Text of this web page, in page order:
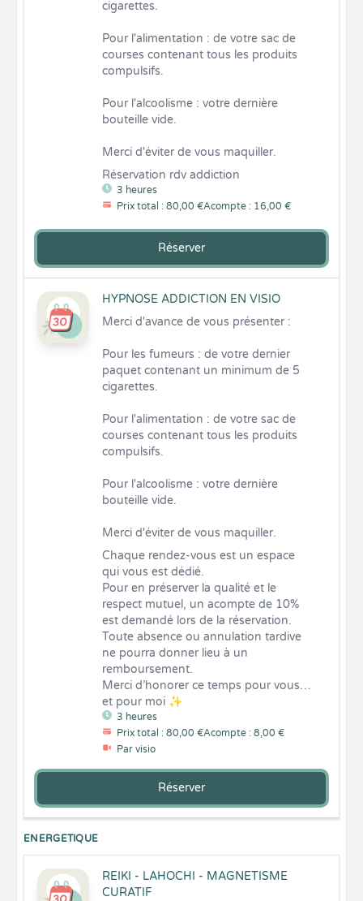
3 heures
Prix total : 80,00 €Acompte : 16,00 €
Réservation rdv addiction
cigarettes.
Pour l'alimentation : de votre sac de
courses contenant tous les produits
compulsifs.
Pour l'alcoolisme : votre dernière
bouteille vide.
Merci d'éviter de vous maquiller.
Réserver
HYPNOSE ADDICTION EN VISIO
3 heures
Prix total : 80,00 €Acompte : 8,00 €
Par visio
Chaque rendez-vous est un espace
qui vous est dédié.
Pour en préserver la qualité et le
respect mutuel, un acompte de 10%
est demandé lors de la réservation.
Toute absence ou annulation tardive
ne pourra donner lieu à un
remboursement.
Merci d’honorer ce temps pour vous…
et pour moi ✨
Merci d'avance de vous présenter :
Pour les fumeurs : de votre dernier
paquet contenant un minimum de 5
cigarettes.
Pour l'alimentation : de votre sac de
courses contenant tous les produits
compulsifs.
Pour l'alcoolisme : votre dernière
bouteille vide.
Merci d'éviter de vous maquiller.
Réserver
ENERGETIQUE
REIKI - LAHOCHI - MAGNETISME
CURATIF